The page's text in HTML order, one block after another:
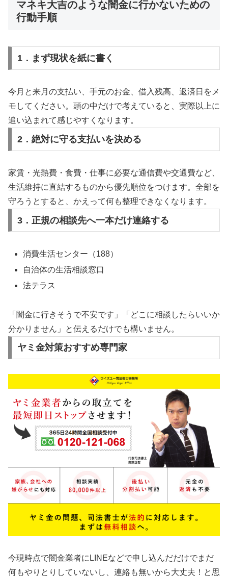
マネキ大吉のような闇金に行かないための
行動手順
1．まず現状を紙に書く
今月と来月の支払い、手元のお金、借入残高、返済日をメ
モしてください。頭の中だけで考えていると、実際以上に
追い込まれて感じやすくなります。
2．絶対に守る支払いを決める
家賃・光熱費・食費・仕事に必要な通信費や交通費など、
生活維持に直結するものから優先順位をつけます。全部を
守ろうとすると、かえって何も整理できなくなります。
3．正規の相談先へ一本だけ連絡する
消費生活センター（188）
自治体の生活相談窓口
法テラス
「闇金に行きそうで不安です」「どこに相談したらいいか
分かりません」と伝えるだけでも構いません。
ヤミ金対策おすすめ専門家
今現時点で闇金業者にLINEなどで申し込んだだけでまだ
何もやりとりしていないし、連絡も無いから大丈夫！と思